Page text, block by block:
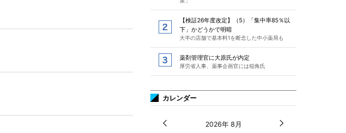
【検証26年度改定】（5）「集中率85％以
下」かどうかで明暗
大半の店舗で基本料1を断念した中小薬局も
薬剤管理官に大原氏が内定
厚労省人事、薬事企画官には稲角氏
カレンダー
2026年 8月